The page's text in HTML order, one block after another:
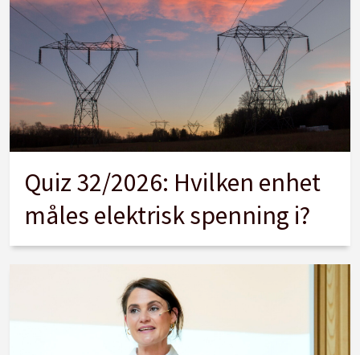
Quiz 32/2026: Hvilken enhet
måles elektrisk spenning i?